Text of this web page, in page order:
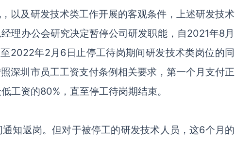
以及研发技术类工作开展的客观条件，上述研发技术
理办公会研究决定暂停公司研发职能，自2021年8月
2022年2月6日止停工待岗期间研发技术类岗位的同
深圳市员工工资支付条例相关要求，第一个月支付正
工资的80%，直至停工待岗期结束。
知返岗。但对于被停工的研发技术人员，这6个月的